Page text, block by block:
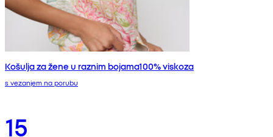
Košulja za žene u raznim bojama100% viskoza
s vezanjem na porubu
15